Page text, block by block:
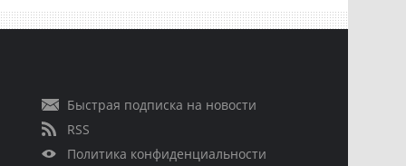
Быстрая подписка на новости
RSS
Политика конфиденциальности